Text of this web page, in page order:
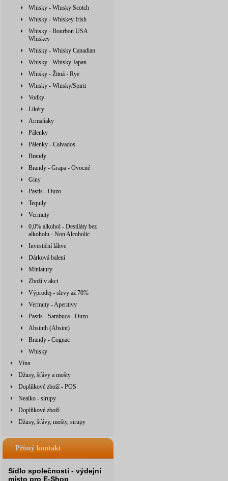
Whisky - Whisky Scotch
Whisky - Whiskey Irish
Whisky - Bourbon USA
Whiskey
Whisky - Whisky Canadian
Whisky - Whisky Japan
Whisky - Žitná - Rye
Whisky - Whisky/Spirit
Vodky
Likéry
Armaňaky
Pálenky
Pálenky - Calvados
Brandy
Brandy - Grapa - Ovocné
Giny
Pastis - Ouzo
Tequily
Vermuty
0,0% alkohol - Destiláty bez
alkoholu - Non Alcoholic
Investiční láhve
Dárková balení
Miniatury
Zboží v akci
Výprodej - slevy až 70%
Vermuty - Aperitivy
Pastis - Sambuca - Ouzo
Absinth (Absint)
Brandy - Cognac
Whisky
Vína
Džusy, šťávy a mošty
Doplňkové zboží - POS
Nealko - sirupy
Doplňkové zboží
Džusy, šťávy, mošty, sirupy
Přímý kontakt
Sídlo společnosti - výdejní
místo pro E-Shop